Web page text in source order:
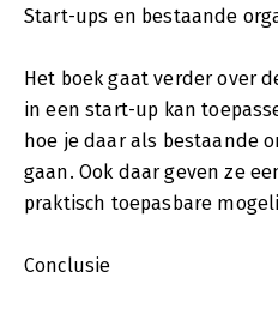
Start-ups en bestaande
Het boek gaat verder over
in een start-up kan
hoe je daar als bestaande
gaan. Ook daar geven ze
praktisch toepasbare
Conclusie